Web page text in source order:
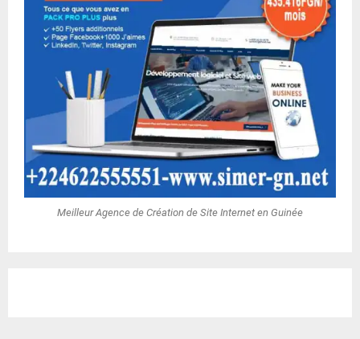
Meilleur Agence de Création de Site Internet en Guinée